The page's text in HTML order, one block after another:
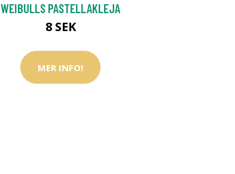
WEIBULLS PASTELLAKLEJA
8 SEK
MER INFO!